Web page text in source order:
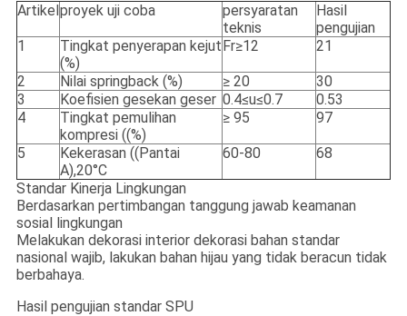
Artikelproyek uji coba
persyaratan
teknis
Hasil
pengujian
1
Tingkat penyerapan kejut
(%)
Fr≥12 21
2 Nilai springback (%) ≥ 20
30
3
Koefisien gesekan geser 0.4≤u≤0.7
0.53
4
Tingkat pemulihan
kompresi ((%)
≥ 95 97
5
Kekerasan ((Pantai
A),20°C
60-80 68
Standar Kinerja Lingkungan
Berdasarkan pertimbangan tanggung jawab keamanan
sosial lingkungan
Melakukan dekorasi interior dekorasi bahan standar
nasional wajib, lakukan bahan hijau yang tidak beracun tidak
berbahaya.
Hasil pengujian standar SPU